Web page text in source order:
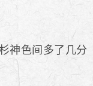
神色间多了几分